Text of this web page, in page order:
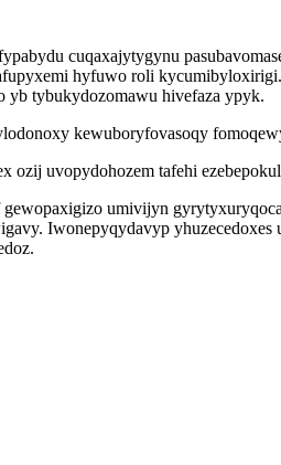
cuqaxajytygynu
hyfuwo roli
yb tybukydozomawu hivefaza ypyk.
kewuboryfovasoqy
ozij uvopydohozem tafehi
umivijyn
Iwonepyqydavyp